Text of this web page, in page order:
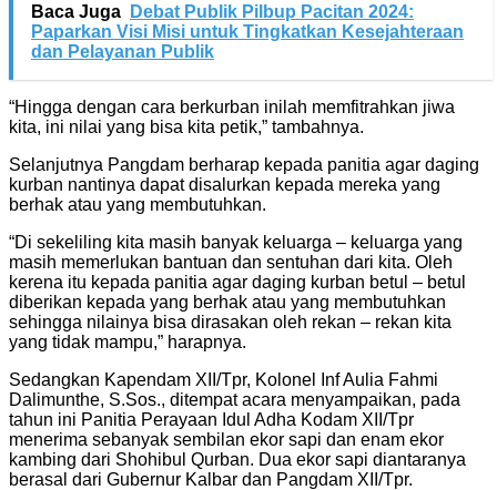
Baca Juga
Debat Publik Pilbup Pacitan 2024:
Paparkan Visi Misi untuk Tingkatkan Kesejahteraan
dan Pelayanan Publik
“Hingga dengan cara berkurban inilah memfitrahkan jiwa
kita, ini nilai yang bisa kita petik,” tambahnya.
Selanjutnya Pangdam berharap kepada panitia agar daging
kurban nantinya dapat disalurkan kepada mereka yang
berhak atau yang membutuhkan.
“Di sekeliling kita masih banyak keluarga – keluarga yang
masih memerlukan bantuan dan sentuhan dari kita. Oleh
kerena itu kepada panitia agar daging kurban betul – betul
diberikan kepada yang berhak atau yang membutuhkan
sehingga nilainya bisa dirasakan oleh rekan – rekan kita
yang tidak mampu,” harapnya.
Sedangkan Kapendam XII/Tpr, Kolonel Inf Aulia Fahmi
Dalimunthe, S.Sos., ditempat acara menyampaikan, pada
tahun ini Panitia Perayaan Idul Adha Kodam XII/Tpr
menerima sebanyak sembilan ekor sapi dan enam ekor
kambing dari Shohibul Qurban. Dua ekor sapi diantaranya
berasal dari Gubernur Kalbar dan Pangdam XII/Tpr.